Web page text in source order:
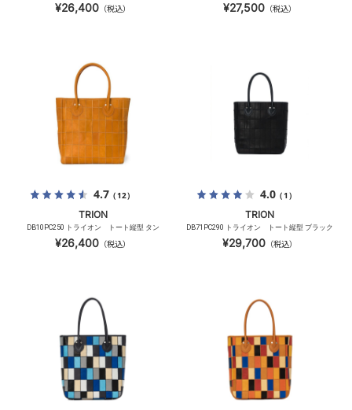
¥26,400 （税込） ¥27,500（税込）
4.7（12）
TRION
DB10PC250 トライオン トート縦型 タン
¥26,400 （税込）
4.0（1）
TRION
DB71PC290 トライオン トート縦型 ブラック
¥29,700（税込）